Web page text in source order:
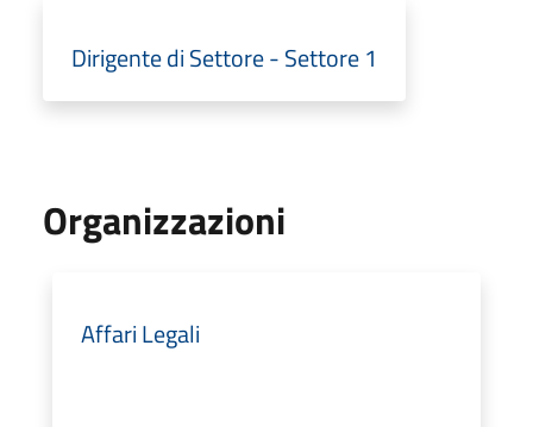
Dirigente di Settore - Settore 1
Organizzazioni
Affari Legali